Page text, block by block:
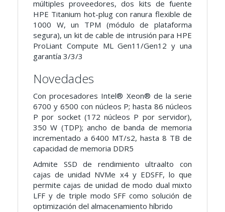
múltiples proveedores, dos kits de fuente
HPE Titanium hot-plug con ranura flexible de
1000 W, un TPM (módulo de plataforma
segura), un kit de cable de intrusión para HPE
ProLiant Compute ML Gen11/Gen12 y una
garantía 3/3/3
Novedades
Con procesadores Intel® Xeon® de la serie
6700 y 6500 con núcleos P; hasta 86 núcleos
P por socket (172 núcleos P por servidor),
350 W (TDP); ancho de banda de memoria
incrementado a 6400 MT/s2, hasta 8 TB de
capacidad de memoria DDR5
Admite SSD de rendimiento ultraalto con
cajas de unidad NVMe x4 y EDSFF, lo que
permite cajas de unidad de modo dual mixto
LFF y de triple modo SFF como solución de
optimización del almacenamiento híbrido